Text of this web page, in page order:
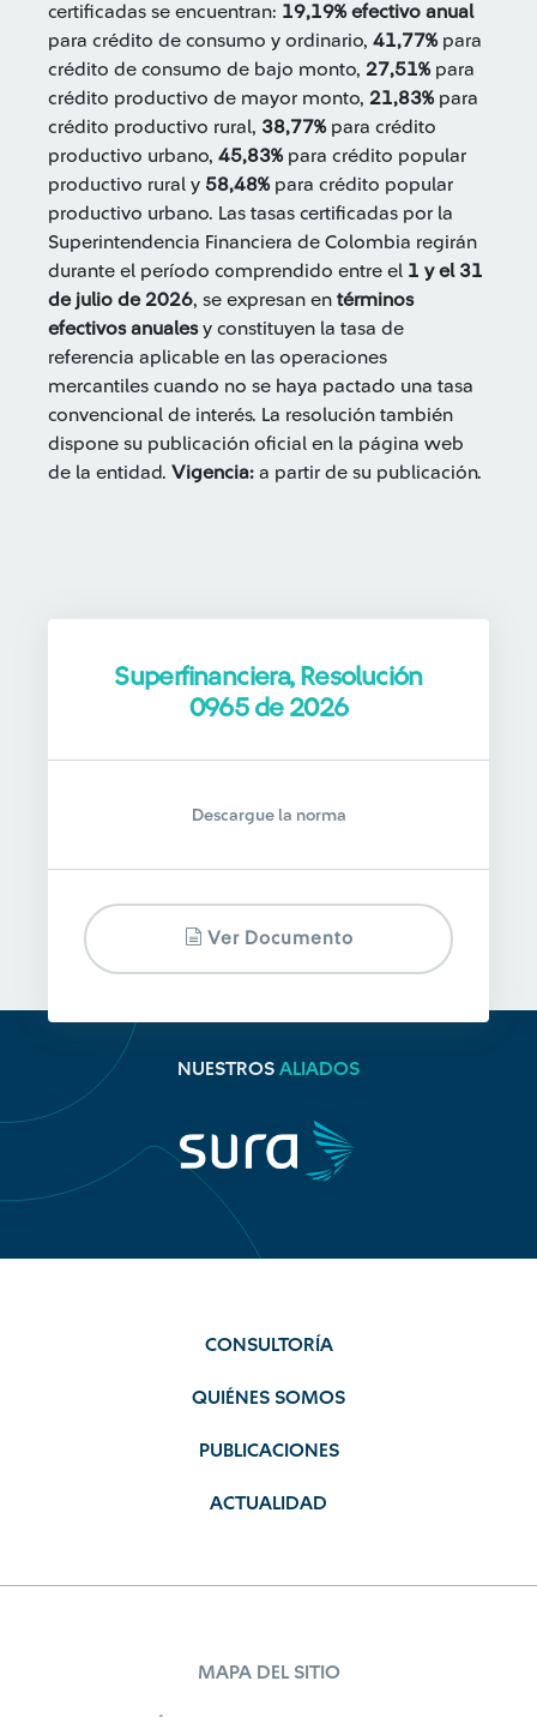
certificadas se encuentran: 19,19% efectivo anual
para crédito de consumo y ordinario, 41,77%para
crédito de consumo de bajo monto, 27,51%para
crédito productivo de mayor monto, 21,83%para
crédito productivo rural, 38,77%para crédito
productivo urbano, 45,83%para crédito popular
productivo rural y 58,48%para crédito popular
productivo urbano. Las tasas certificadas por la
Superintendencia Financiera de Colombia regirán
durante el período comprendido entre el 1 y el 31
de julio de 2026, se expresan en términos
efectivos anualesy constituyen la tasa de
referencia aplicable en las operaciones
mercantiles cuando no se haya pactado una tasa
convencional de interés. La resolución también
dispone su publicación oficial en la página web
de la entidad. Vigencia: a partir de su publicación.
Superfinanciera, Resolución
0965 de 2026
Descargue la norma
Ver Documento
NUESTROS ALIADOS
CONSULTORÍA
QUIÉNES SOMOS
PUBLICACIONES
ACTUALIDAD
MAPA DEL SITIO